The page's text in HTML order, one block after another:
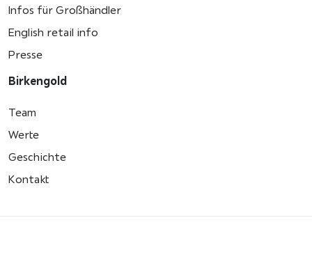
Infos für Großhändler
English retail info
Presse
Birkengold
Team
Werte
Geschichte
Kontakt